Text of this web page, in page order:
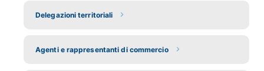
Delegazioni territoriali
Agenti e rappresentanti di commercio